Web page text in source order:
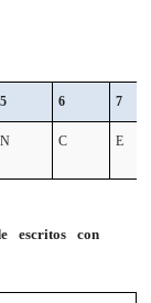
5 6 7
N C E
escritos con